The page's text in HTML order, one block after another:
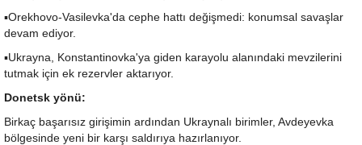
▪️Orekhovo-Vasilevka'da cephe hattı değişmedi: konumsal savaşlar
devam ediyor.
▪️Ukrayna, Konstantinovka'ya giden karayolu alanındaki mevzilerini
tutmak için ek rezervler aktarıyor.
Donetsk yönü:
Birkaç başarısız girişimin ardından Ukraynalı birimler, Avdeyevka
bölgesinde yeni bir karşı saldırıya hazırlanıyor.